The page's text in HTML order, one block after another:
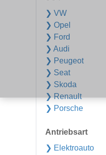
❯ VW
❯ Opel
❯ Ford
❯ Audi
❯ Peugeot
❯ Seat
❯ Skoda
❯ Renault
❯ Porsche
Antriebsart
❯ Elektroauto